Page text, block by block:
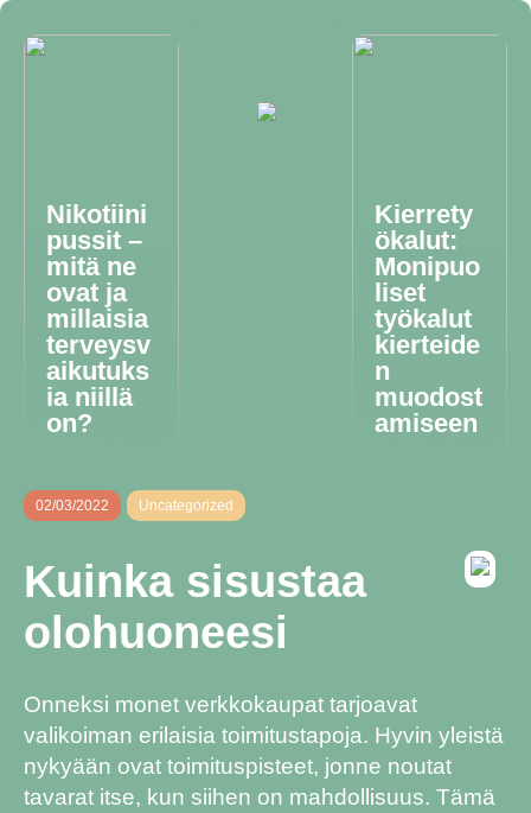
Nikotiini
pussit –
mitä ne
ovat ja
millaisia
terveysv
aikutuks
ia niillä
on?
Kierrety
ökalut:
Monipuo
liset
työkalut
kierteide
n
muodost
amiseen
02/03/2022 Uncategorized
Kuinka sisustaa
olohuoneesi
Onneksi monet verkkokaupat tarjoavat
valikoiman erilaisia toimitustapoja. Hyvin yleistä
nykyään ovat toimituspisteet, jonne noutat
tavarat itse, kun siihen on mahdollisuus. Tämä